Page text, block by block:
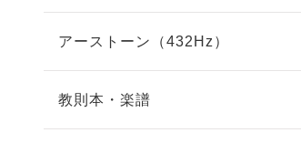
アーストーン（432Hz）
教則本・楽譜